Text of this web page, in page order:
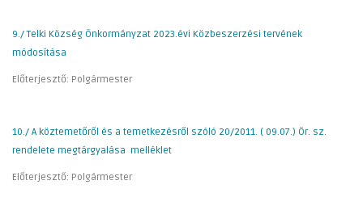
9./ Telki Község Önkormányzat 2023.évi Közbeszerzési tervének
módosítása
Előterjesztő: Polgármester
10./ A köztemetőről és a temetkezésről szóló 20/2011. ( 09.07.) Ör. sz.
rendelete megtárgyalása melléklet
Előterjesztő: Polgármester